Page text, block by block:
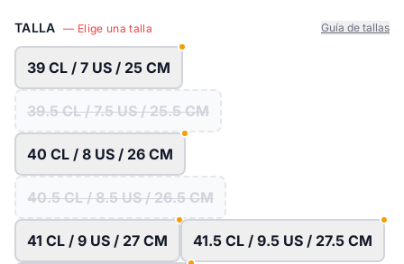
TALLA — Elige una talla Guía de tallas
39 CL / 7 US / 25 CM
39.5 CL / 7.5 US / 25.5 CM
40 CL / 8 US / 26 CM
40.5 CL / 8.5 US / 26.5 CM
41 CL / 9 US / 27 CM 41.5 CL / 9.5 US / 27.5 CM